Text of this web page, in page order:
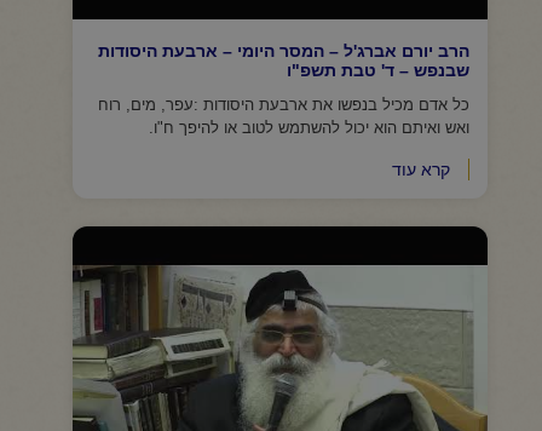
הרב יורם אברג'ל – המסר היומי – ארבעת היסודות
שבנפש – ד' טבת תשפ"ו
כל אדם מכיל בנפשו את ארבעת היסודות :עפר, מים, רוח
ואש ואיתם הוא יכול להשתמש לטוב או להיפך ח"ו.
קרא עוד